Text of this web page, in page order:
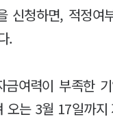
신청하면, 적정여
.
여력이 부족한
는 3월 17일까지